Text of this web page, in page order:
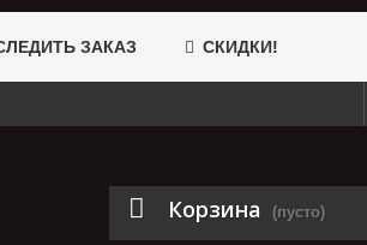
ЗАКАЗ СКИДКИ!
Корзина (пусто)